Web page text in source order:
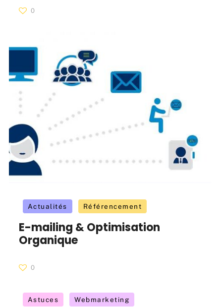
0
Actualités Référencement
E-mailing & Optimisation
Organique
0
Astuces Webmarketing